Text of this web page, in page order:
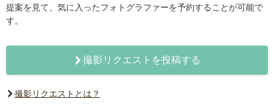
提案を見て、気に入ったフォトグラファーを予約することが可能で
す。
撮影リクエストを投稿する
撮影リクエストとは？